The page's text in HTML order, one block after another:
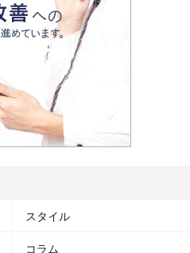
スタイル
コラム